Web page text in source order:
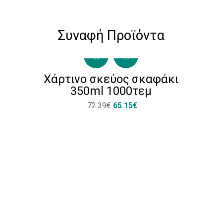
Συναφή Προϊόντα
Χάρτινο σκεύος σκαφάκι
350ml 1000τεμ
72.39€ 65.15€